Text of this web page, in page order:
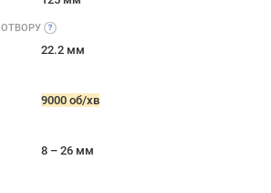
ОТВОРУ
22.2 мм
9000 об/хв
8 – 26 мм